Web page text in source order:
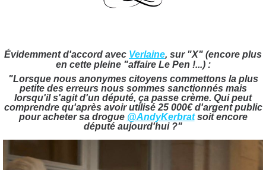
Évidemment d'accord avec Verlaine, sur "X" (encore plus
en cette pleine "affaire Le Pen !...) :
"Lorsque nous anonymes citoyens commettons la plus
petite des erreurs nous sommes sanctionnés mais
lorsqu'il s'agit d'un député, ça passe crème. Qui peut
comprendre qu'après avoir utilisé 25 000€ d'argent public
pour acheter sa drogue @AndyKerbratsoit encore
député aujourd'hui ?"